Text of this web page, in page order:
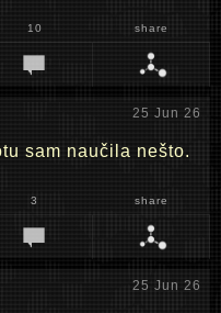
10 share
25 Jun 26
sam naučila nešto.
3 share
25 Jun 26